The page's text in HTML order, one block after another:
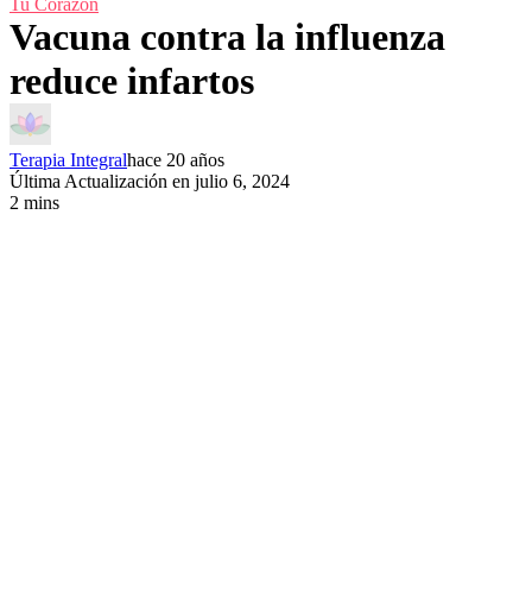
Tu Corazón
Vacuna contra la influenza
reduce infartos
Terapia Integralhace 20 años
Última Actualización en julio 6, 2024
2 mins